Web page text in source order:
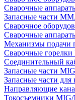
Сварочные
Запасные части
Сварочное
Сварочные
Механизмы подачи
Сварочные
Соединительный
Запасные части
Запасные части
Направляющие
Токосъемники